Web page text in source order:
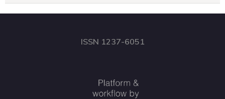
ISSN 1237-6051